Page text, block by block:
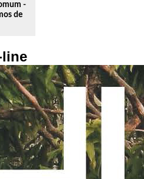
-
de
line